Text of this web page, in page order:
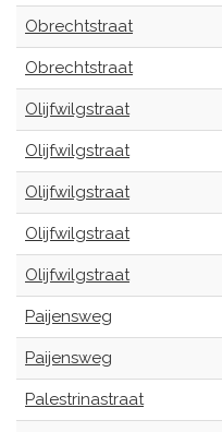
Obrechtstraat
Obrechtstraat
Olijfwilgstraat
Olijfwilgstraat
Olijfwilgstraat
Olijfwilgstraat
Olijfwilgstraat
Paijensweg
Paijensweg
Palestrinastraat